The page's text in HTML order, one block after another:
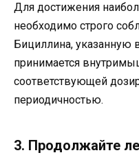
Для достижения
необходимо строго
Бициллина, указанную
принимается
соответствующей
периодичностью.
3. Продолжайте